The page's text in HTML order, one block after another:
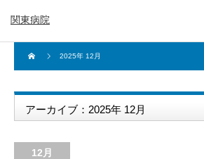
関東病院
2025年 12月
アーカイブ：2025年 12月
12月